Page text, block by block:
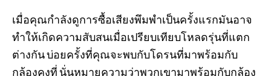
เมื่อคุณกำลังดูการซื้อเสียงพึมพำเป็นครั้งแรกมันอาจ
ทำให้เกิดความสับสนเมื่อเปรียบเทียบโหลดรุ่นที่แตก
ต่างกัน บ่อยครั้งที่คุณจะพบกับโดรนที่มาพร้อมกับ
กล้องคงที่ นั่นหมายความว่าพวกเขามาพร้อมกับกล้อง